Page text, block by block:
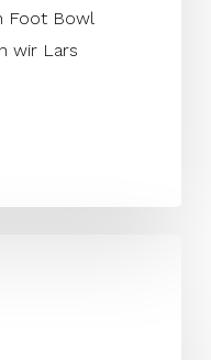
Foot Bowl
wir Lars